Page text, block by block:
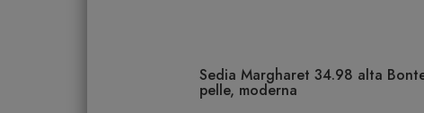
Sedia Margharet 34.98 alta
pelle, moderna